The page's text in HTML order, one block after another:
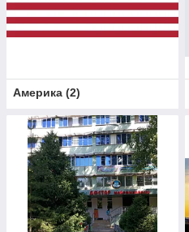
Америка (2)